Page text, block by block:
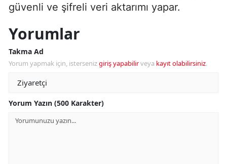
güvenli ve şifreli veri aktarımı yapar.
Yorumlar
Takma Ad
Yorum yapmak için, istersenizgiriş yapabilirveya kayıt olabilirsiniz.
Yorum Yazın (500 Karakter)